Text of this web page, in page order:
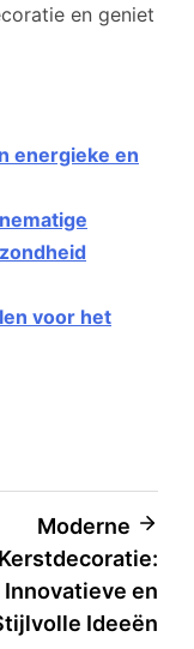
en geniet
energieke en
voor het
Moderne
Kerstdecoratie:
Innovatieve en
Ideeën